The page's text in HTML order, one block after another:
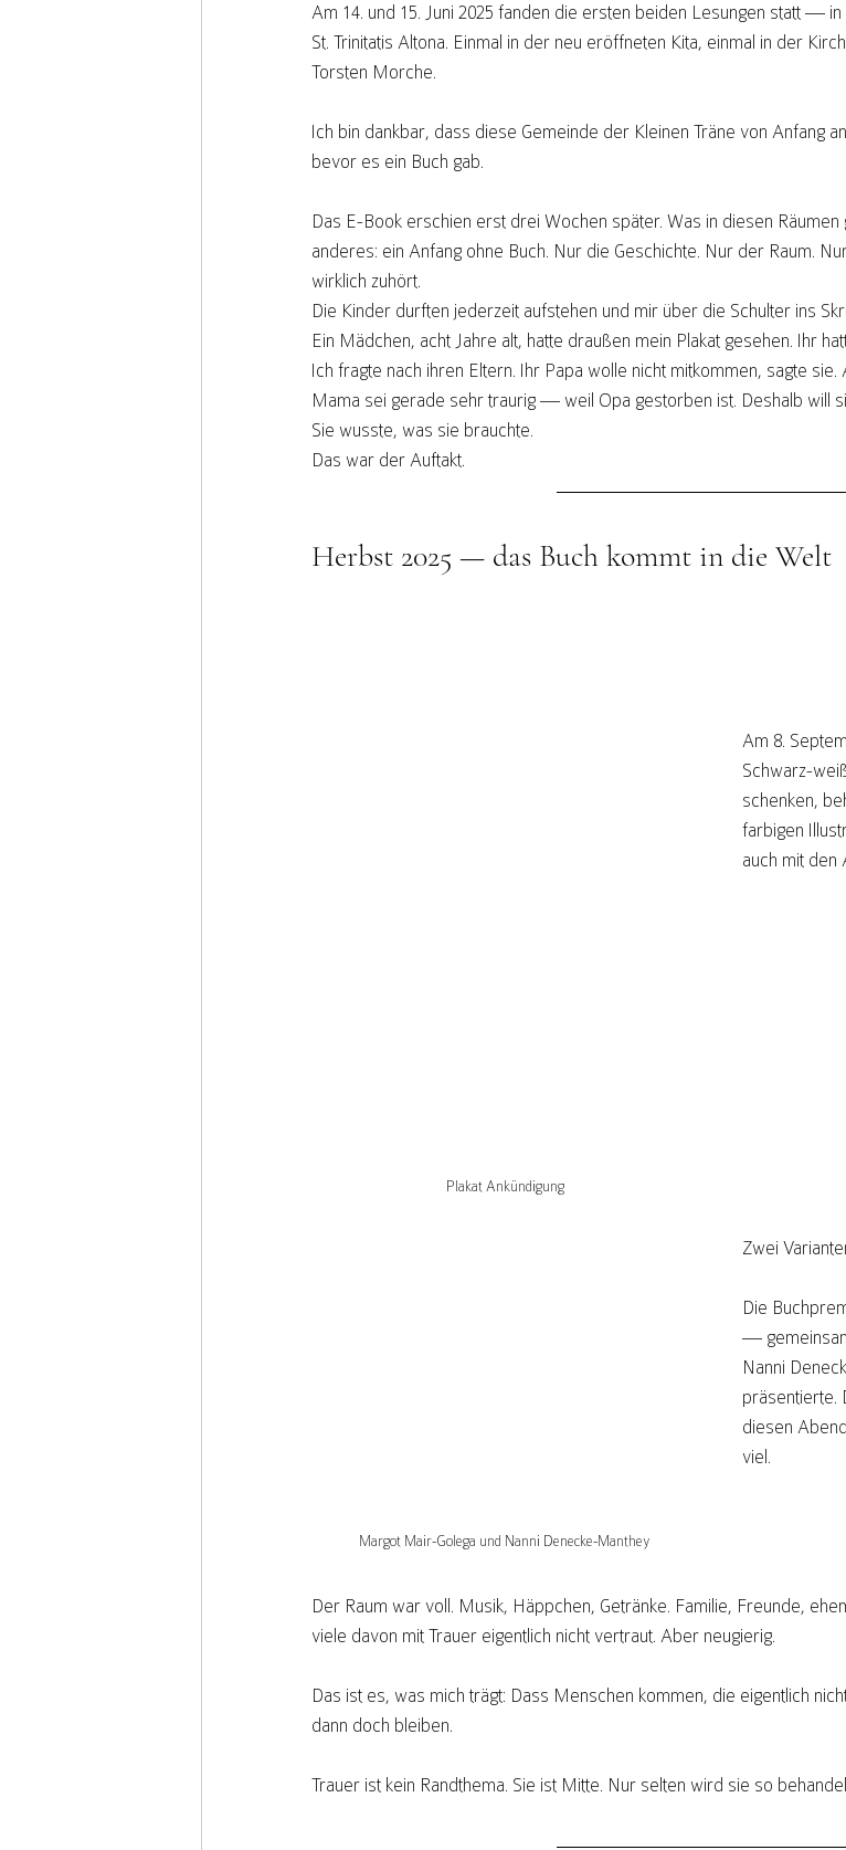
Am 14. und 15. Juni 2025 fanden die ersten beiden Lesungen statt —
St. Trinitatis Altona. Einmal in der neu eröffneten Kita, einmal in der
Torsten Morche.
Ich bin dankbar, dass diese Gemeinde der Kleinen Träne von Anfang
bevor es ein Buch gab.
Das E-Book erschien erst drei Wochen später. Was in diesen
anderes: ein Anfang ohne Buch. Nur die Geschichte. Nur der Raum.
wirklich zuhört.
Die Kinder durften jederzeit aufstehen und mir über die Schulter ins
Ein Mädchen, acht Jahre alt, hatte draußen mein Plakat gesehen. Ihr
Ich fragte nach ihren Eltern. Ihr Papa wolle nicht mitkommen, sagte
Mama sei gerade sehr traurig — weil Opa gestorben ist. Deshalb will
Sie wusste, was sie brauchte.
Das war der Auftakt.
Herbst 2025 — das Buch kommt in die Welt
Plakat Ankündigung
Am 8.
Schwarz-
schenken,
farbigen
auch mit den
Margot Mair-Golega und Nanni Denecke-Manthey
Zwei
Die
—
Nanni
präsentierte.
diesen
viel.
Der Raum war voll. Musik, Häppchen, Getränke. Familie, Freunde,
viele davon mit Trauer eigentlich nicht vertraut. Aber neugierig.
Das ist es, was mich trägt: Dass Menschen kommen, die eigentlich
dann doch bleiben.
Trauer ist kein Randthema. Sie ist Mitte. Nur selten wird sie so